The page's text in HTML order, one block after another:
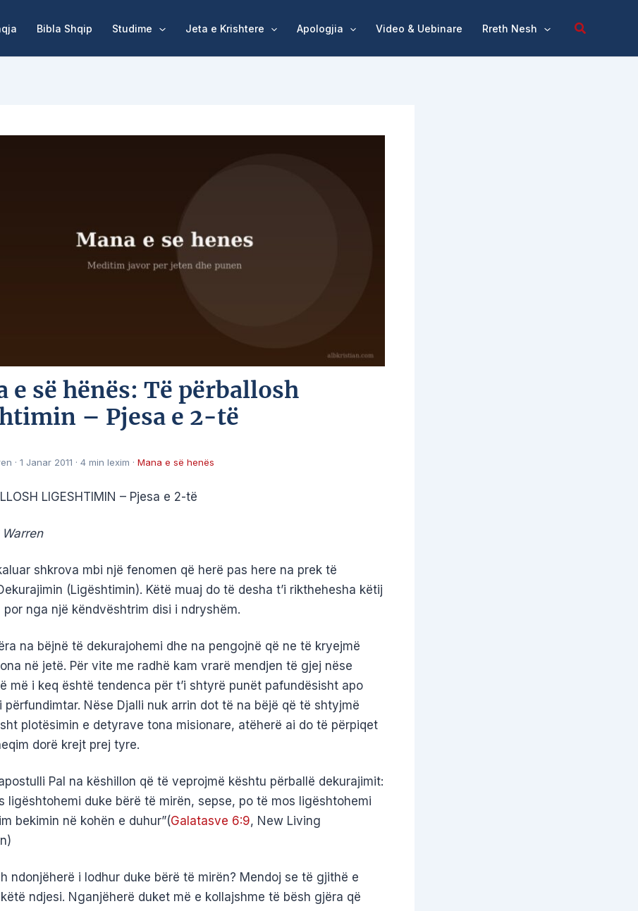
Bibla Shqip Studime Jeta e Krishtere Apologjia Video & Uebinare Rreth Nesh
e së hënës: Të përballosh
– Pjesa e 2-të
· 1 Janar 2011 · 4 min lexim · Mana e së henës
LIGESHTIMIN – Pjesa e 2-të
shkrova mbi një fenomen që herë pas here na prek të
(Ligështimin). Këtë muaj do të desha t’i rikthehesha këtij
por nga një këndvështrim disi i ndryshëm.
na bëjnë të dekurajohemi dhe na pengojnë që ne të kryejmë
në jetë. Për vite me radhë kam vrarë mendjen të gjej nëse
më i keq është tendenca për t’i shtyrë punët pafundësisht apo
përfundimtar. Nëse Djalli nuk arrin dot të na bëjë që të shtyjmë
plotësimin e detyrave tona misionare, atëherë ai do të përpiqet
dorë krejt prej tyre.
Pal na këshillon që të veprojmë kështu përballë dekurajimit:
ligështohemi duke bërë të mirën, sepse, po të mos ligështohemi
bekimin në kohën e duhur”(Galatasve 6:9, New Living
ndonjëherë i lodhur duke bërë të mirën? Mendoj se të gjithë e
ndjesi. Nganjëherë duket më e kollajshme të bësh gjëra që